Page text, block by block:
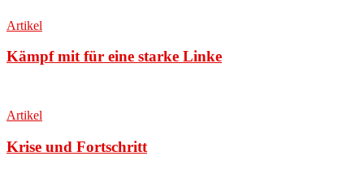
Artikel
Kämpf mit für eine starke Linke
Artikel
Krise und Fortschritt